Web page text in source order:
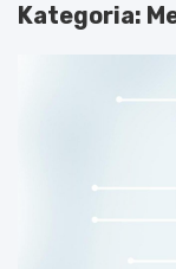
Kategoria: